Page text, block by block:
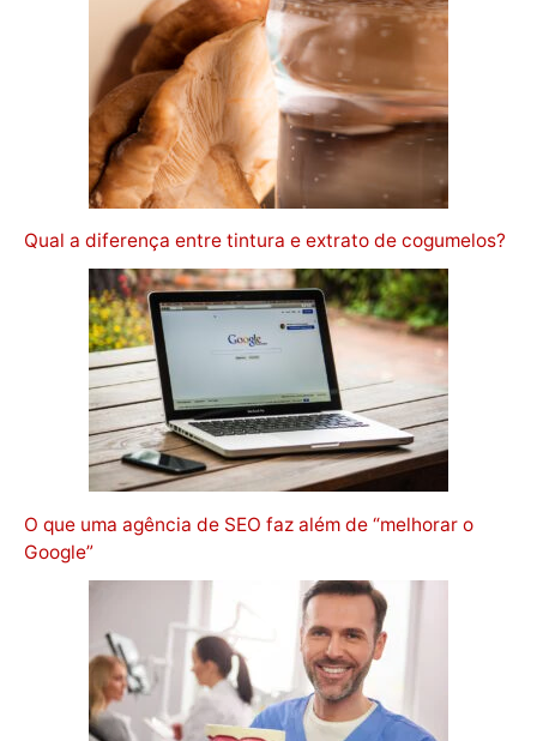
Qual a diferença entre tintura e extrato de cogumelos?
O que uma agência de SEO faz além de “melhorar o
Google”